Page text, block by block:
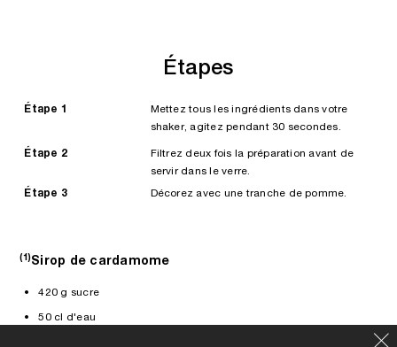
Étapes
Étape 1
Mettez tous les ingrédients dans votre
shaker, agitez pendant 30 secondes.
Étape 2
Filtrez deux fois la préparation avant de
servir dans le verre.
Étape 3 Décorez avec une tranche de pomme.
(1)Sirop de cardamome
• 420 g sucre
• 50 cl d'eau